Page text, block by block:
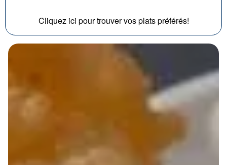
Cliquez ici pour trouver vos plats préférés!